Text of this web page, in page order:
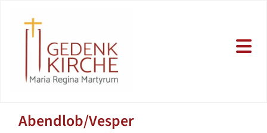
Abendlob/Vesper